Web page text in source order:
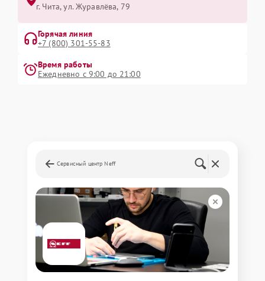
г. Чита, ул. Журавлёва, 79
Горячая линия
+7 (800) 301-55-83
Время работы
Ежедневно с 9:00 до 21:00
Сервисный центр Neff